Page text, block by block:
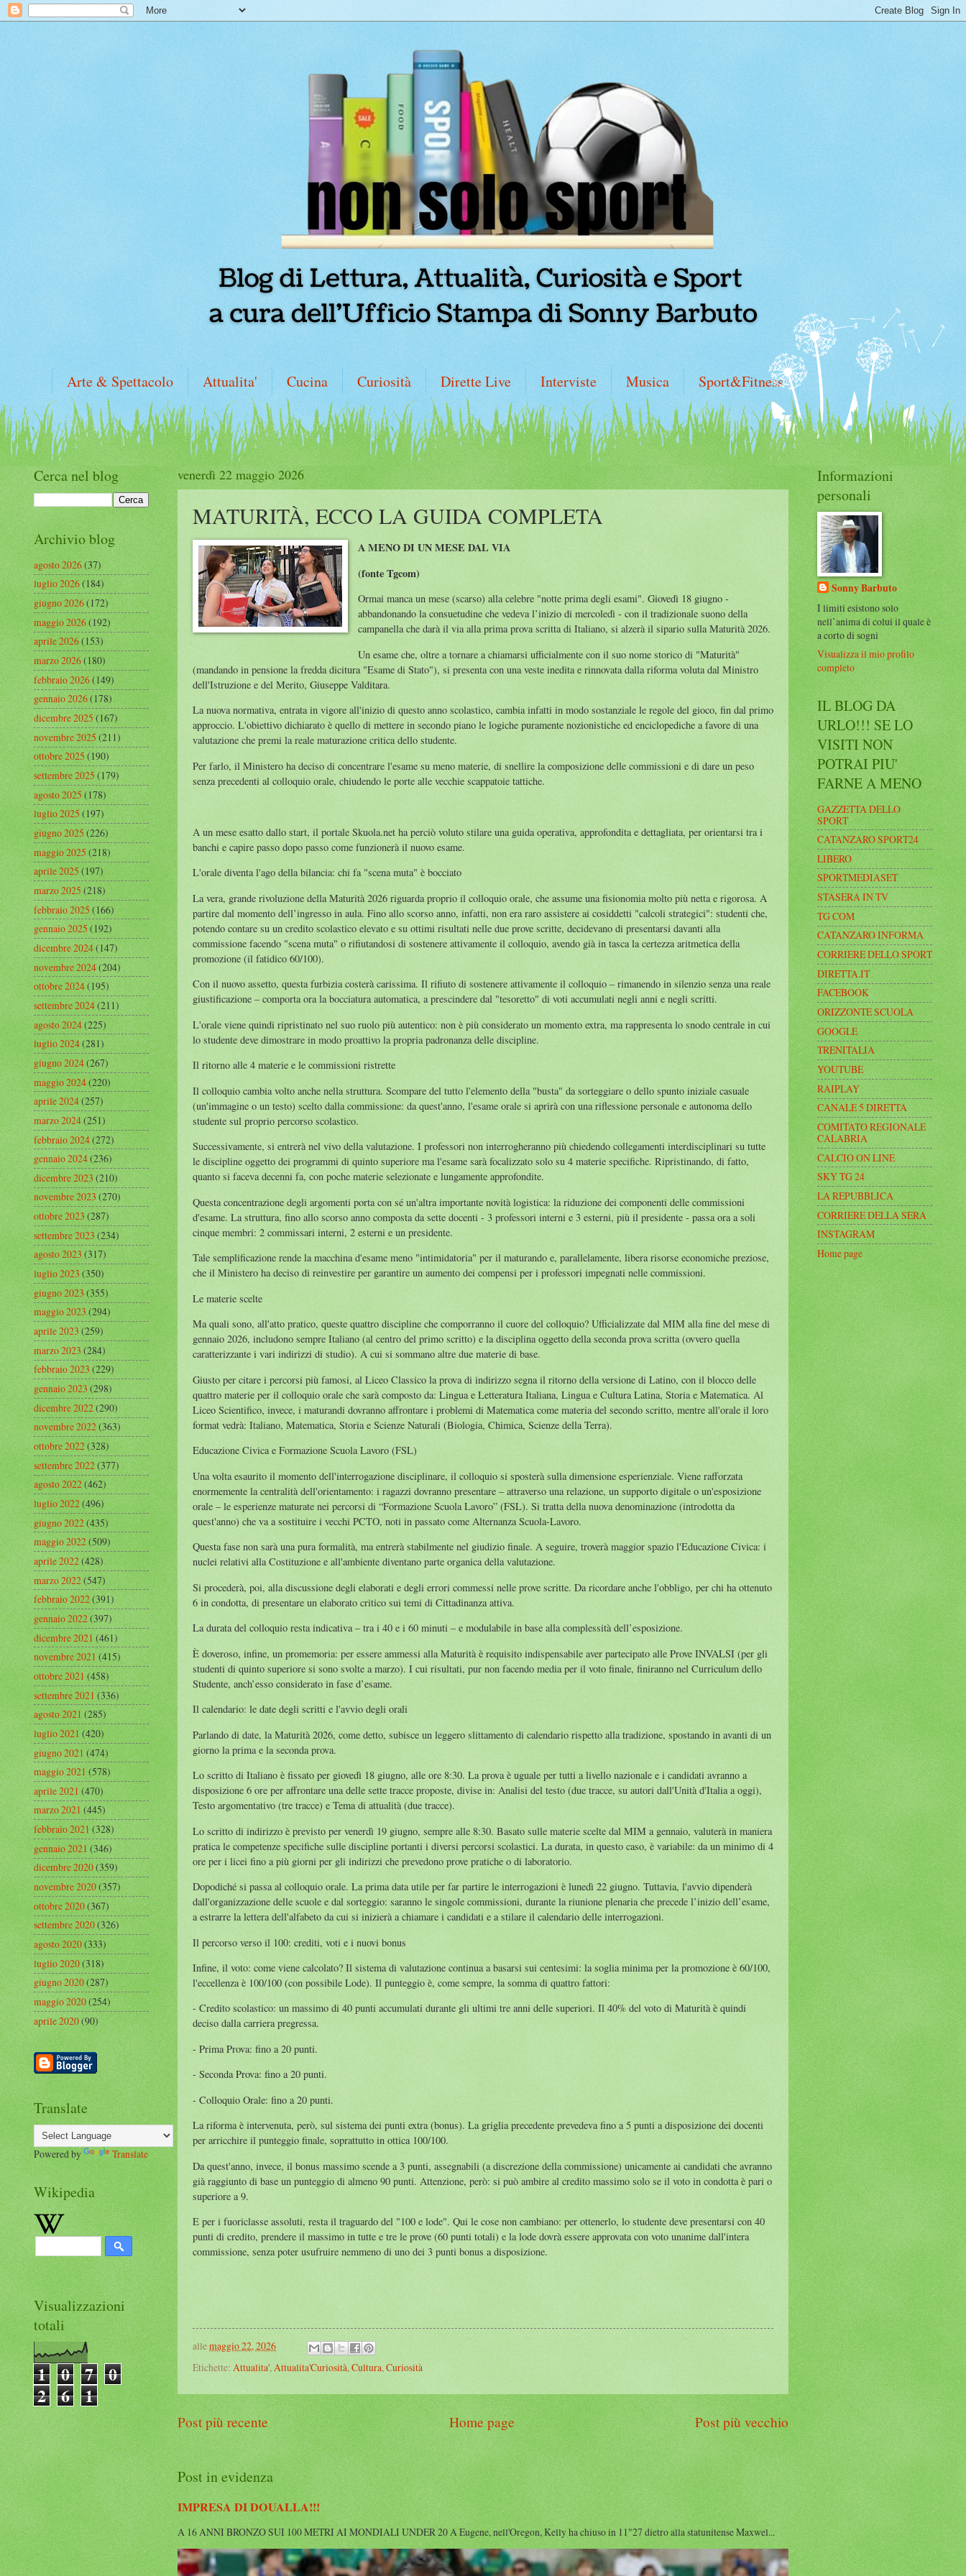
Arte & Spettacolo Attualita' Cucina Curiosità Dirette Live Interviste Musica Sport&Fitness
venerdì 22 maggio 2026
MATURITÀ, ECCO LA GUIDA COMPLETA
A MENO DI UN MESE DAL VIA
(fonte Tgcom)
Ormai manca un mese (scarso) alla celebre "notte prima degli esami". Giovedì 18 giugno -
abbandonando la consuetudine che vedeva l’inizio di mercoledì - con il tradizionale suono della
campanella che darà il via alla prima prova scritta di Italiano, si alzerà il sipario sulla Maturità 2026.
Un esame che, oltre a tornare a chiamarsi ufficialmente con il suo nome storico di "Maturità"
(mandando in pensione la fredda dicitura "Esame di Stato"), si presenta con una veste inedita e rinnovata dalla riforma voluta dal Ministro
dell'Istruzione e del Merito, Giuseppe Valditara.
La nuova normativa, entrata in vigore all'inizio di questo anno scolastico, cambia infatti in modo sostanziale le regole del gioco, fin dal primo
approccio. L'obiettivo dichiarato è quello di mettere in secondo piano le logiche puramente nozionistiche ed enciclopediche a favore di una
valutazione che premi la reale maturazione critica dello studente.
Per farlo, il Ministero ha deciso di concentrare l'esame su meno materie, di snellire la composizione delle commissioni e di dare un peso
senza precedenti al colloquio orale, chiudendo le porte alle vecchie scappatoie tattiche.
A un mese esatto dallo start, il portale Skuola.net ha perciò voluto stilare una guida operativa, approfondita e dettagliata, per orientarsi tra i
banchi e capire passo dopo passo come funzionerà il nuovo esame.
L'orale diventa l'ago della bilancia: chi fa "scena muta" è bocciato
La vera, grande rivoluzione della Maturità 2026 riguarda proprio il colloquio orale, che assume una fisionomia molto più netta e rigorosa. A
partire dal momento dell’ingresso in aula. Fino allo scorso anno, infatti, non era raro assistere ai cosiddetti "calcoli strategici": studenti che,
potendo contare su un credito scolastico elevato e su ottimi risultati nelle due prove scritte, decidevano di presentarsi davanti alla
commissione facendo "scena muta" o rifiutandosi di sostenere attivamente il colloquio, avendo già in tasca la certezza aritmetica della
promozione (il fatidico 60/100).
Con il nuovo assetto, questa furbizia costerà carissima. Il rifiuto di sostenere attivamente il colloquio – rimanendo in silenzio senza una reale
giustificazione – comporta ora la bocciatura automatica, a prescindere dal "tesoretto" di voti accumulati negli anni e negli scritti.
L'orale viene quindi ripristinato nel suo ruolo più autentico: non è più considerato un momento extra, ma rappresenta lo snodo centrale in cui
lo studente deve dimostrare in modo proattivo la propria padronanza delle discipline.
Il ritorno alle 4 materie e le commissioni ristrette
Il colloquio cambia volto anche nella struttura. Scompare del tutto l'elemento della "busta" da sorteggiare o dello spunto iniziale casuale
(un'immagine o un testo) scelto dalla commissione: da quest'anno, l'esame orale si aprirà con una riflessione personale e autonoma dello
studente sul proprio percorso scolastico.
Successivamente, si entrerà nel vivo della valutazione. I professori non interrogheranno più chiedendo collegamenti interdisciplinari su tutte
le discipline oggetto dei programmi di quinto superiore ma l'esame sarà focalizzato solo su 4 materie specifiche. Ripristinando, di fatto,
quanto si faceva decenni fa, con poche materie selezionate e lungamente approfondite.
Questa concentrazione degli argomenti porta con sé un'altra importante novità logistica: la riduzione dei componenti delle commissioni
d'esame. La struttura, fino allo scorso anno composta da sette docenti - 3 professori interni e 3 esterni, più il presidente - passa ora a soli
cinque membri: 2 commissari interni, 2 esterni e un presidente.
Tale semplificazione rende la macchina d'esame meno "intimidatoria" per il maturando e, parallelamente, libera risorse economiche preziose,
che il Ministero ha deciso di reinvestire per garantire un aumento dei compensi per i professori impegnati nelle commissioni.
Le materie scelte
Ma quali sono, all'atto pratico, queste quattro discipline che comporranno il cuore del colloquio? Ufficializzate dal MIM alla fine del mese di
gennaio 2026, includono sempre Italiano (al centro del primo scritto) e la disciplina oggetto della seconda prova scritta (ovvero quella
caratterizzante i vari indirizzi di studio). A cui si sommano altre due materie di base.
Giusto per citare i percorsi più famosi, al Liceo Classico la prova di indirizzo segna il ritorno della versione di Latino, con il blocco delle
quattro materie per il colloquio orale che sarà composto da: Lingua e Letteratura Italiana, Lingua e Cultura Latina, Storia e Matematica. Al
Liceo Scientifico, invece, i maturandi dovranno affrontare i problemi di Matematica come materia del secondo scritto, mentre all'orale il loro
format vedrà: Italiano, Matematica, Storia e Scienze Naturali (Biologia, Chimica, Scienze della Terra).
Educazione Civica e Formazione Scuola Lavoro (FSL)
Una volta esaurito il momento dell'interrogazione disciplinare, il colloquio si sposterà sulla dimensione esperienziale. Viene rafforzata
enormemente la centralità dell'orientamento: i ragazzi dovranno presentare – attraverso una relazione, un supporto digitale o un'esposizione
orale – le esperienze maturate nei percorsi di “Formazione Scuola Lavoro” (FSL). Si tratta della nuova denominazione (introdotta da
quest'anno) che va a sostituire i vecchi PCTO, noti in passato come Alternanza Scuola-Lavoro.
Questa fase non sarà una pura formalità, ma entrerà stabilmente nel giudizio finale. A seguire, troverà maggior spazio l'Educazione Civica: i
nuclei relativi alla Costituzione e all'ambiente diventano parte organica della valutazione.
Si procederà, poi, alla discussione degli elaborati e degli errori commessi nelle prove scritte. Da ricordare anche l'obbligo, per chi ha ottenuto
6 in condotta, di presentare un elaborato critico sui temi di Cittadinanza attiva.
La durata del colloquio resta indicativa – tra i 40 e i 60 minuti – e modulabile in base alla complessità dell’esposizione.
È doveroso, infine, un promemoria: per essere ammessi alla Maturità è requisito indispensabile aver partecipato alle Prove INVALSI (per gli
studenti di quinto superiore si sono svolte a marzo). I cui risultati, pur non facendo media per il voto finale, finiranno nel Curriculum dello
Studente, anch’esso considerato in fase d’esame.
Il calendario: le date degli scritti e l'avvio degli orali
Parlando di date, la Maturità 2026, come detto, subisce un leggero slittamento di calendario rispetto alla tradizione, spostando in avanti di un
giorno la prima e la seconda prova.
Lo scritto di Italiano è fissato per giovedì 18 giugno, alle ore 8:30. La prova è uguale per tutti a livello nazionale e i candidati avranno a
disposizione 6 ore per affrontare una delle sette tracce proposte, divise in: Analisi del testo (due tracce, su autori dall'Unità d'Italia a oggi),
Testo argomentativo (tre tracce) e Tema di attualità (due tracce).
Lo scritto di indirizzo è previsto per venerdì 19 giugno, sempre alle 8:30. Basato sulle materie scelte dal MIM a gennaio, valuterà in maniera
pratica le competenze specifiche sulle discipline portanti i diversi percorsi scolastici. La durata, in questo caso, è variabile: da un minimo di 4
ore per i licei fino a più giorni per gli indirizzi che prevedono prove pratiche o di laboratorio.
Dopodiché si passa al colloquio orale. La prima data utile per far partire le interrogazioni è lunedì 22 giugno. Tuttavia, l'avvio dipenderà
dall'organizzazione delle scuole e dal sorteggio: saranno le singole commissioni, durante la riunione plenaria che precede l’inizio dell’esame,
a estrarre la lettera dell'alfabeto da cui si inizierà a chiamare i candidati e a stilare il calendario delle interrogazioni.
Il percorso verso il 100: crediti, voti e i nuovi bonus
Infine, il voto: come viene calcolato? Il sistema di valutazione continua a basarsi sui centesimi: la soglia minima per la promozione è 60/100,
l'eccellenza è 100/100 (con possibile Lode). Il punteggio è, come sempre, la somma di quattro fattori:
- Credito scolastico: un massimo di 40 punti accumulati durante gli ultimi tre anni delle superiori. Il 40% del voto di Maturità è quindi
deciso dalla carriera pregressa.
- Prima Prova: fino a 20 punti.
- Seconda Prova: fino a 20 punti.
- Colloquio Orale: fino a 20 punti.
La riforma è intervenuta, però, sul sistema dei punti extra (bonus). La griglia precedente prevedeva fino a 5 punti a disposizione dei docenti
per arricchire il punteggio finale, soprattutto in ottica 100/100.
Da quest'anno, invece, il bonus massimo scende a 3 punti, assegnabili (a discrezione della commissione) unicamente ai candidati che avranno
già raggiunto di base un punteggio di almeno 90 punti. Attenzione, però: si può ambire al credito massimo solo se il voto in condotta è pari o
superiore a 9.
E per i fuoriclasse assoluti, resta il traguardo del "100 e lode". Qui le cose non cambiano: per ottenerlo, lo studente deve presentarsi con 40
punti di credito, prendere il massimo in tutte e tre le prove (60 punti totali) e la lode dovrà essere approvata con voto unanime dall'intera
commissione, senza poter usufruire nemmeno di uno dei 3 punti bonus a disposizione.
allemaggio 22, 2026
Etichette: Attualita', Attualita'Curiosità, Cultura, Curiosità
Post più recente Post più vecchio
Home page
Post in evidenza
IMPRESA DI DOUALLA!!!
A 16 ANNI BRONZO SUI 100 METRI AI MONDIALI UNDER 20 A Eugene, nell'Oregon, Kelly ha chiuso in 11"27 dietro alla statunitense Maxwel...
Cerca nel blog
Archivio blog
agosto 2026(37)
luglio 2026(184)
giugno 2026(172)
maggio 2026(192)
aprile 2026(153)
marzo 2026(180)
febbraio 2026(149)
gennaio 2026(178)
dicembre 2025(167)
novembre 2025(211)
ottobre 2025(190)
settembre 2025(179)
agosto 2025(178)
luglio 2025(197)
giugno 2025(226)
maggio 2025(218)
aprile 2025(197)
marzo 2025(218)
febbraio 2025(166)
gennaio 2025(192)
dicembre 2024(147)
novembre 2024(204)
ottobre 2024(195)
settembre 2024(211)
agosto 2024(225)
luglio 2024(281)
giugno 2024(267)
maggio 2024(220)
aprile 2024(257)
marzo 2024(251)
febbraio 2024(272)
gennaio 2024(236)
dicembre 2023(210)
novembre 2023(270)
ottobre 2023(287)
settembre 2023(234)
agosto 2023(317)
luglio 2023(350)
giugno 2023(355)
maggio 2023(294)
aprile 2023(259)
marzo 2023(284)
febbraio 2023(229)
gennaio 2023(298)
dicembre 2022(290)
novembre 2022(363)
ottobre 2022(328)
settembre 2022(377)
agosto 2022(462)
luglio 2022(496)
giugno 2022(435)
maggio 2022(509)
aprile 2022(428)
marzo 2022(547)
febbraio 2022(391)
gennaio 2022(397)
dicembre 2021(461)
novembre 2021(415)
ottobre 2021(458)
settembre 2021(336)
agosto 2021(285)
luglio 2021(420)
giugno 2021(474)
maggio 2021(578)
aprile 2021(470)
marzo 2021(445)
febbraio 2021(328)
gennaio 2021(346)
dicembre 2020(359)
novembre 2020(357)
ottobre 2020(367)
settembre 2020(326)
agosto 2020(333)
luglio 2020(318)
giugno 2020(287)
maggio 2020(254)
aprile 2020(90)
Translate
Powered by Translate
Wikipedia
Visualizzazioni
totali
1 0 7 0
2 6 1
Informazioni
personali
Sonny Barbuto
I limiti esistono solo
nell’anima di colui il quale è
a corto di sogni
Visualizza il mio profilo
completo
IL BLOG DA
URLO!!! SE LO
VISITI NON
POTRAI PIU'
FARNE A MENO
GAZZETTA DELLO
SPORT
CATANZARO SPORT24
LIBERO
SPORTMEDIASET
STASERA IN TV
TG COM
CATANZARO INFORMA
CORRIERE DELLO SPORT
DIRETTA.IT
FACEBOOK
ORIZZONTE SCUOLA
GOOGLE
TRENITALIA
YOUTUBE
RAIPLAY
CANALE 5 DIRETTA
COMITATO REGIONALE
CALABRIA
CALCIO ON LINE
SKY TG 24
LA REPUBBLICA
CORRIERE DELLA SERA
INSTAGRAM
Home page